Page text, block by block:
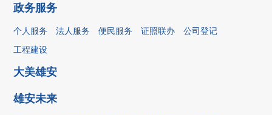
政务服务
个人服务 法人服务 便民服务 证照联办
公司登记
工程建设
大美雄安
雄安未来